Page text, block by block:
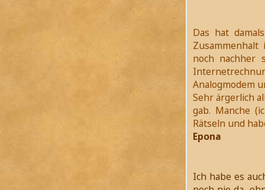
Das hat
noch nachher
Analogmodem
Sehr ärgerlich
gab. Manche
Rätseln und
Epona
Ich habe es